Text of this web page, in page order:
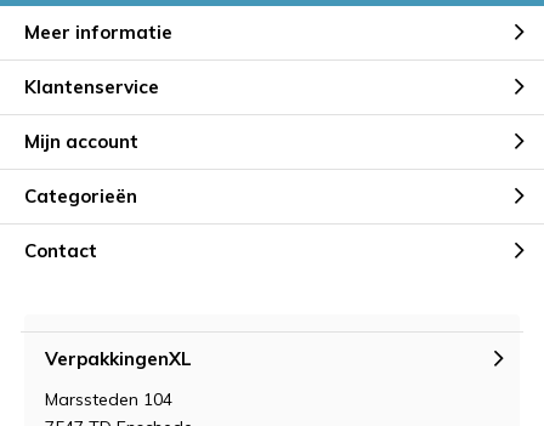
Meer informatie
Klantenservice
Mijn account
Categorieën
Contact
VerpakkingenXL
Marssteden 104